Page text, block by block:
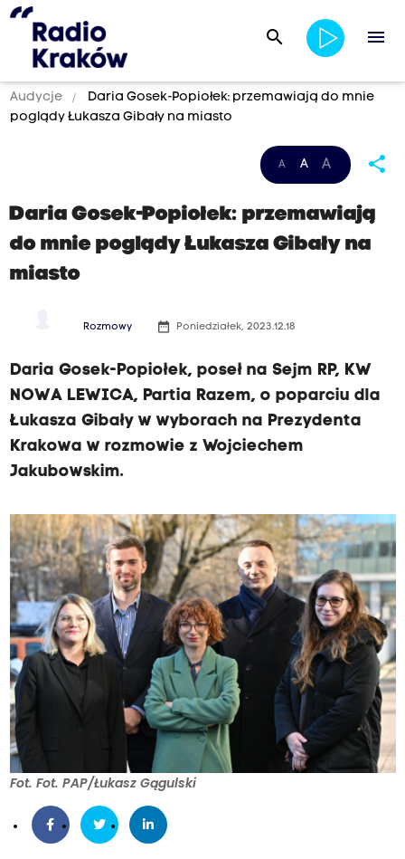
search menu
Audycje
Daria Gosek-Popiołek: przemawiają do mnie
poglądy Łukasza Gibały na miasto
A A A share
Daria Gosek-Popiołek: przemawiają
do mnie poglądy Łukasza Gibały na
miasto
Rozmowy date_range Poniedziałek, 2023.12.18
Daria Gosek-Popiołek, poseł na Sejm RP, KW
NOWA LEWICA, Partia Razem, o poparciu dla
Łukasza Gibały w wyborach na Prezydenta
Krakowa w rozmowie z Wojciechem
Jakubowskim.
Fot. Fot. PAP/Łukasz Gągulski